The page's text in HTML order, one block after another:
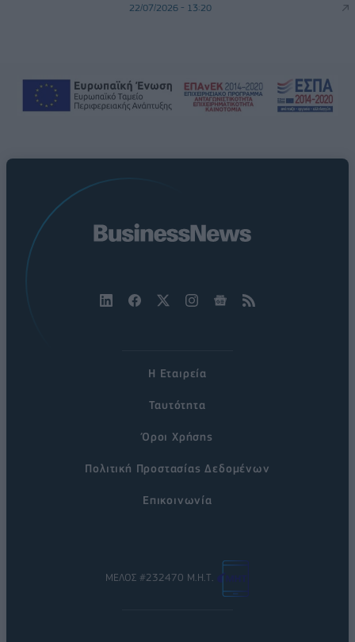
22/07/2026 - 13:20
Η Εταιρεία
Ταυτότητα
Όροι Χρήσης
Πολιτική Προστασίας Δεδομένων
Επικοινωνία
ΜΕΛΟΣ #232470 Μ.Η.Τ.